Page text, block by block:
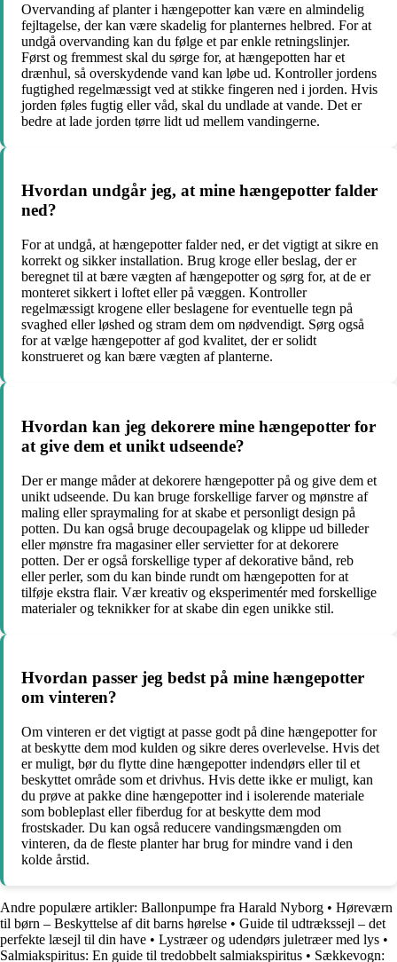
Overvanding af planter i hængepotter kan være en almindelig
fejltagelse, der kan være skadelig for planternes helbred. For at
undgå overvanding kan du følge et par enkle retningslinjer.
Først og fremmest skal du sørge for, at hængepotten har et
drænhul, så overskydende vand kan løbe ud. Kontroller jordens
fugtighed regelmæssigt ved at stikke fingeren ned i jorden. Hvis
jorden føles fugtig eller våd, skal du undlade at vande. Det er
bedre at lade jorden tørre lidt ud mellem vandingerne.
Hvordan undgår jeg, at mine hængepotter falder
ned?
For at undgå, at hængepotter falder ned, er det vigtigt at sikre en
korrekt og sikker installation. Brug kroge eller beslag, der er
beregnet til at bære vægten af hængepotter og sørg for, at de er
monteret sikkert i loftet eller på væggen. Kontroller
regelmæssigt krogene eller beslagene for eventuelle tegn på
svaghed eller løshed og stram dem om nødvendigt. Sørg også
for at vælge hængepotter af god kvalitet, der er solidt
konstrueret og kan bære vægten af planterne.
Hvordan kan jeg dekorere mine hængepotter for
at give dem et unikt udseende?
Der er mange måder at dekorere hængepotter på og give dem et
unikt udseende. Du kan bruge forskellige farver og mønstre af
maling eller spraymaling for at skabe et personligt design på
potten. Du kan også bruge decoupagelak og klippe ud billeder
eller mønstre fra magasiner eller servietter for at dekorere
potten. Der er også forskellige typer af dekorative bånd, reb
eller perler, som du kan binde rundt om hængepotten for at
tilføje ekstra flair. Vær kreativ og eksperimentér med forskellige
materialer og teknikker for at skabe din egen unikke stil.
Hvordan passer jeg bedst på mine hængepotter
om vinteren?
Om vinteren er det vigtigt at passe godt på dine hængepotter for
at beskytte dem mod kulden og sikre deres overlevelse. Hvis det
er muligt, bør du flytte dine hængepotter indendørs eller til et
beskyttet område som et drivhus. Hvis dette ikke er muligt, kan
du prøve at pakke dine hængepotter ind i isolerende materiale
som bobleplast eller fiberdug for at beskytte dem mod
frostskader. Du kan også reducere vandingsmængden om
vinteren, da de fleste planter har brug for mindre vand i den
kolde årstid.
Andre populære artikler: Ballonpumpe fra Harald Nyborg • Høreværn
til børn – Beskyttelse af dit barns hørelse • Guide til udtrækssejl – det
perfekte læsejl til din have • Lystræer og udendørs juletræer med lys •
Salmiakspiritus: En guide til tredobbelt salmiakspiritus • Sækkevogn: